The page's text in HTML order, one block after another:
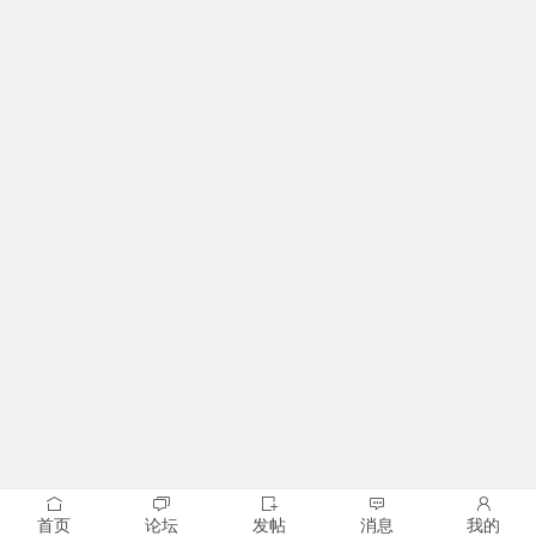
首页 论坛 发帖 消息 我的